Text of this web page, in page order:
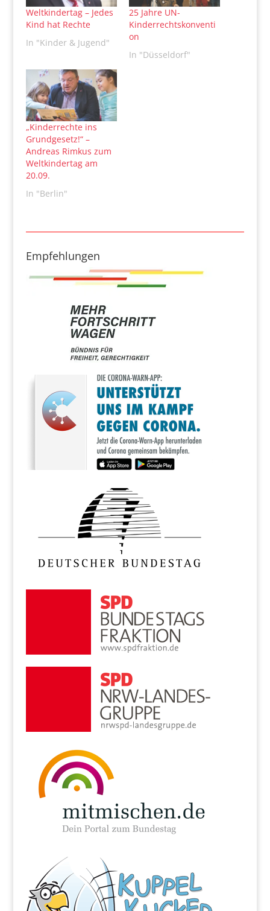
Weltkindertag – Jedes
Kind hat Rechte
In "Kinder & Jugend"
25 Jahre UN-
Kinderrechtskonventi
on
In "Düsseldorf"
„Kinderrechte ins
Grundgesetz!“ –
Andreas Rimkus zum
Weltkindertag am
20.09.
In "Berlin"
Empfehlungen